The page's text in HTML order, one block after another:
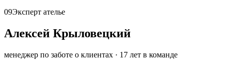
09Эксперт ателье
Алексей Крыловецкий
менеджер по заботе о клиентах · 17 лет в команде